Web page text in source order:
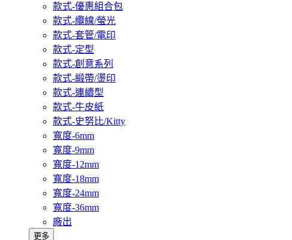
款式-優惠組合包
款式-纜線/螢光
款式-套管/電印
款式-定型
款式-創意系列
款式-緞帶/燙印
款式-連續型
款式-牛皮紙
款式-史努比/Kitty
寬度-6mm
寬度-9mm
寬度-12mm
寬度-18mm
寬度-24mm
寬度-36mm
廠出
更多